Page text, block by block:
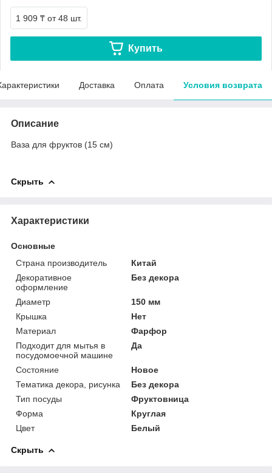
1 909 ₸ от 48 шт.
Купить
Доставка Оплата Условия возврата
Описание
Ваза для фруктов (15 см)
Скрыть
Характеристики
Основные
Страна производитель
Китай
Декоративное
оформление
Без декора
Диаметр
150 мм
Крышка
Нет
Материал
Фарфор
Подходит для мытья в
посудомоечной машине
Да
Состояние
Новое
Тематика декора, рисунка
Без декора
Тип посуды
Фруктовница
Форма
Круглая
Цвет
Белый
Скрыть